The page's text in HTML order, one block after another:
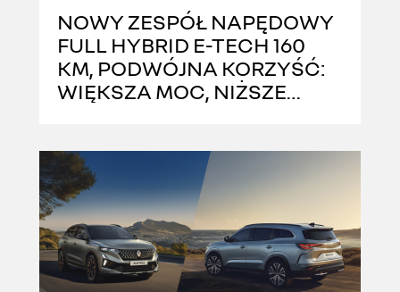
NOWY ZESPÓŁ NAPĘDOWY
FULL HYBRID E-TECH 160
KM, PODWÓJNA KORZYŚĆ:
WIĘKSZA MOC, NIŻSZE